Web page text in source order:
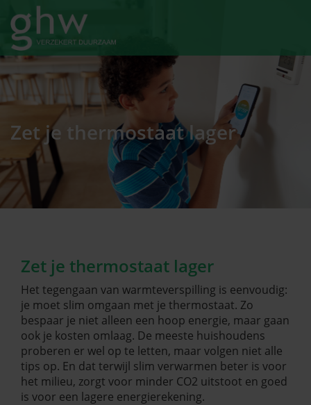
Zet je thermostaat lager
Zet je thermostaat lager
Het tegengaan van warmteverspilling is eenvoudig:
je moet slim omgaan met je thermostaat. Zo
bespaar je niet alleen een hoop energie, maar gaan
ook je kosten omlaag. De meeste huishoudens
proberen er wel op te letten, maar volgen niet alle
tips op. En dat terwijl slim verwarmen beter is voor
het milieu, zorgt voor minder CO2 uitstoot en goed
is voor een lagere energierekening.